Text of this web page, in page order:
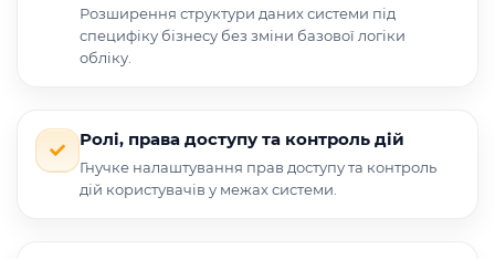
Розширення структури даних системи під
специфіку бізнесу без зміни базової логіки
обліку.
Ролі, права доступу та контроль дій
Гнучке налаштування прав доступу та контроль
дій користувачів у межах системи.